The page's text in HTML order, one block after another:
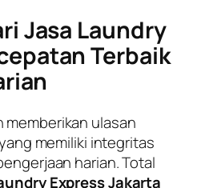
Jasa Laundry
Terbaik
memberikan ulasan
memiliki integritas
harian. Total
Express Jakarta